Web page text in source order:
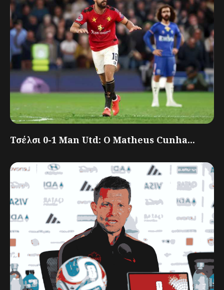
Τσέλσι 0-1 Man Utd: Ο Matheus Cunha...